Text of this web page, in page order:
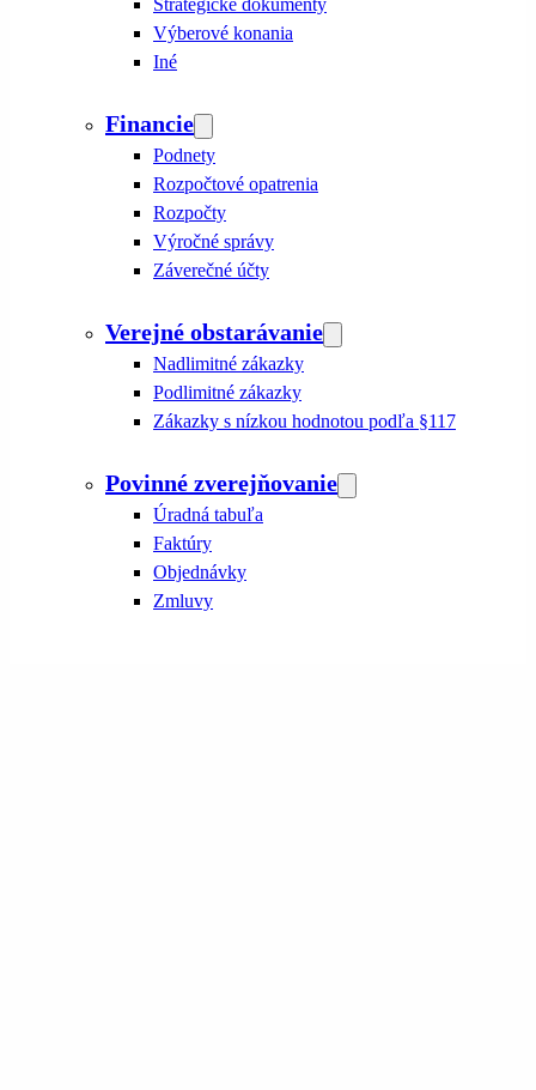
Strategické dokumenty
Výberové konania
Iné
Financie
Podnety
Rozpočtové opatrenia
Rozpočty
Výročné správy
Záverečné účty
Verejné obstarávanie
Nadlimitné zákazky
Podlimitné zákazky
Zákazky s nízkou hodnotou podľa §117
Povinné zverejňovanie
Úradná tabuľa
Faktúry
Objednávky
Zmluvy